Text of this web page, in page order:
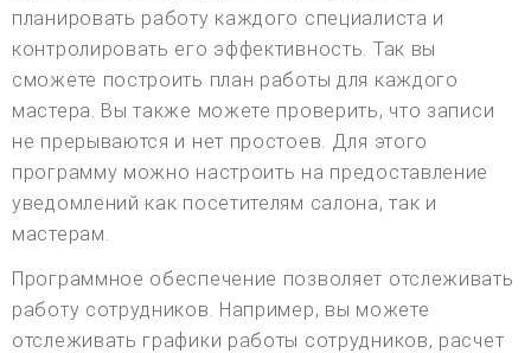
планировать работу каждого специалиста и
контролировать его эффективность. Так вы
сможете построить план работы для каждого
мастера. Вы также можете проверить, что записи
не прерываются и нет простоев. Для этого
программу можно настроить на предоставление
уведомлений как посетителям салона, так и
мастерам.
Программное обеспечение позволяет отслеживать
работу сотрудников. Например, вы можете
отслеживать графики работы сотрудников, расчет